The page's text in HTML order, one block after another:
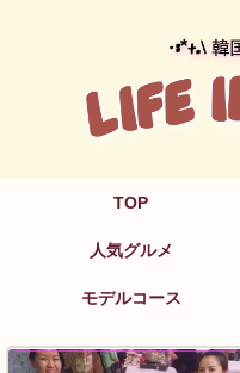
TOP
人気グルメ
モデルコース